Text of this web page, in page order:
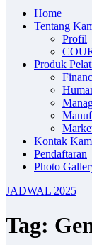
Home
Tentang
Profil
Produk
Kontak
Pendaftaran
Photo
JADWAL 2025
Tag: